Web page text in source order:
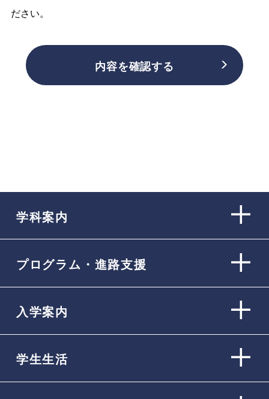
ださい。
学科案内
プログラム・進路支援
入学案内
学生生活